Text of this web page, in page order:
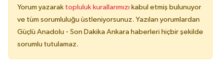
Yorum yazarak topluluk kurallarımızı kabul etmiş bulunuyor
ve tüm sorumluluğu üstleniyorsunuz. Yazılan yorumlardan
Güçlü Anadolu - Son Dakika Ankara haberleri hiçbir şekilde
sorumlu tutulamaz.